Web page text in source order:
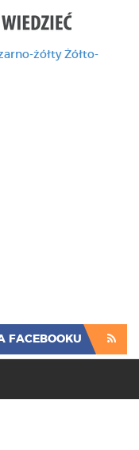
żółty Żółto-
FACEBOOKU